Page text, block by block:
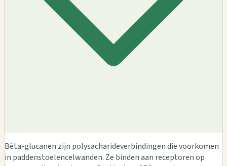
Bèta-glucanen zijn polysacharideverbindingen die voorkomen
in paddenstoelencelwanden. Ze binden aan receptoren op